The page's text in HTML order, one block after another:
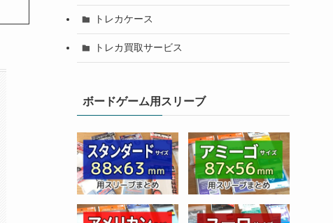
トレカケース
トレカ買取サービス
ボードゲーム用スリーブ